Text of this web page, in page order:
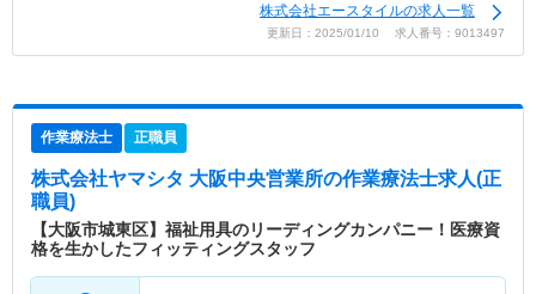
株式会社エースタイルの求人一覧
更新日：2025/01/10 求人番号：9013497
作業療法士 正職員
株式会社ヤマシタ 大阪中央営業所の作業療法士求人(正
職員)
【大阪市城東区】福祉用具のリーディングカンパニー！医療資
格を生かしたフィッティングスタッフ